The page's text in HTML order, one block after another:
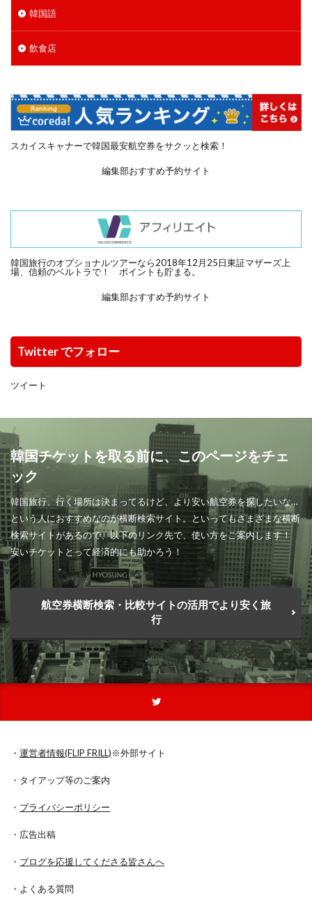
韓国語
飲食店
スカイスキャナーで韓国最安航空券をサクッと検索！
編集部おすすめ予約サイト
韓国旅行のオプショナルツアーなら2018年12月25日東証マザーズ上
場、信頼のベルトラで！ ポイントも貯まる。
編集部おすすめ予約サイト
Twitter でフォロー
ツイート
韓国チケットを取る前に、このページをチェ
ック
韓国旅行、行く場所は決まってるけど、より安い航空券を探したいな…
という人におすすめなのが横断検索サイト。といってもさまざまな横断
検索サイトがあるので、以下のリンク先で、使い方をご案内します！
安いチケットとって経済的にも助かろう！
航空券横断検索・比較サイトの活用でより安く旅
行
・ 運営者情報(FLIP FRILL)※外部サイト
・タイアップ等のご案内
・ プライバシーポリシー
・広告出稿
・ ブログを応援してくださる皆さんへ
・よくある質問